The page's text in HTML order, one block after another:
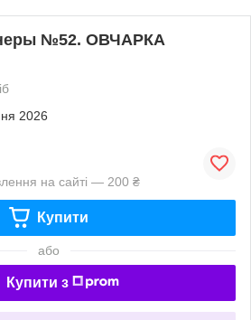
№52. ОВЧАРКА
2026
на сайті — 200 ₴
Купити
або
Купити з